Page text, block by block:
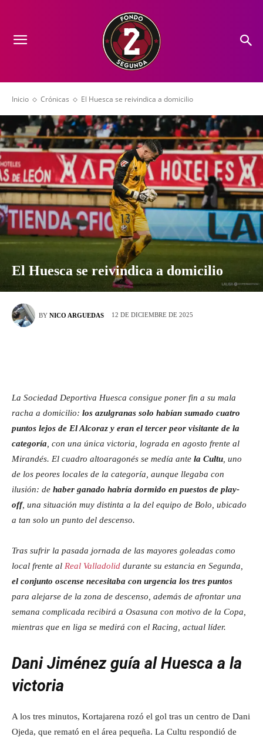
Inicio Crónicas El Huesca se reivindica a domicilio
El Huesca se reivindica a domicilio
BY NICO ARGUEDAS 12 DE DICIEMBRE DE 2025
La Sociedad Deportiva Huesca consigue poner fin a su mala
racha a domicilio: los azulgranas solo habían sumado cuatro
puntos lejos de El Alcoraz y eran el tercer peor visitante de la
categoría , con una única victoria, lograda en agosto frente al
Mirandés. El cuadro altoaragonés se medía ante la Cultu , uno
de los peores locales de la categoría, aunque llegaba con
ilusión: de haber ganado habría dormido en puestos de play-
off, una situación muy distinta a la del equipo de Bolo, ubicado
a tan solo un punto del descenso.
Tras sufrir la pasada jornada de las mayores goleadas como
local frente al Real Valladolid durante su estancia en Segunda,
el conjunto oscense necesitaba con urgencia los tres puntos
para alejarse de la zona de descenso, además de afrontar una
semana complicada recibirá a Osasuna con motivo de la Copa,
mientras que en liga se medirá con el Racing, actual líder.
Dani Jiménez guía al Huesca a la
victoria
A los tres minutos, Kortajarena rozó el gol tras un centro de Dani
Ojeda, que remató en el área pequeña. La Cultu respondió de